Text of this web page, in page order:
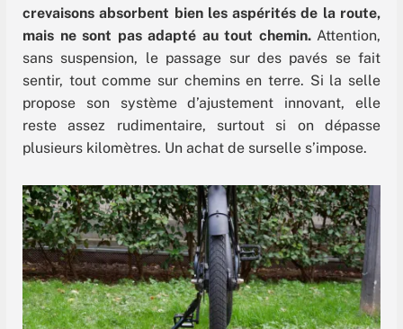
crevaisons absorbent bien les aspérités de la route,
mais ne sont pas adapté au tout chemin. Attention,
sans suspension, le passage sur des pavés se fait
sentir, tout comme sur chemins en terre. Si la selle
propose son système d’ajustement innovant, elle
reste assez rudimentaire, surtout si on dépasse
plusieurs kilomètres. Un achat de surselle s’impose.